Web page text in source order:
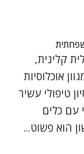
קלינית,
מזה כ-25 שנה במגוון אוכלוסיות
טיפולי עשיר
עם כלים
הוא פשוט...